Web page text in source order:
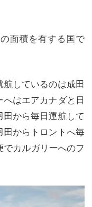
面積を有する国で
しているのは成田
はエアカナダと日
から毎日運航して
田からトロントへ毎
でカルガリーへのフ